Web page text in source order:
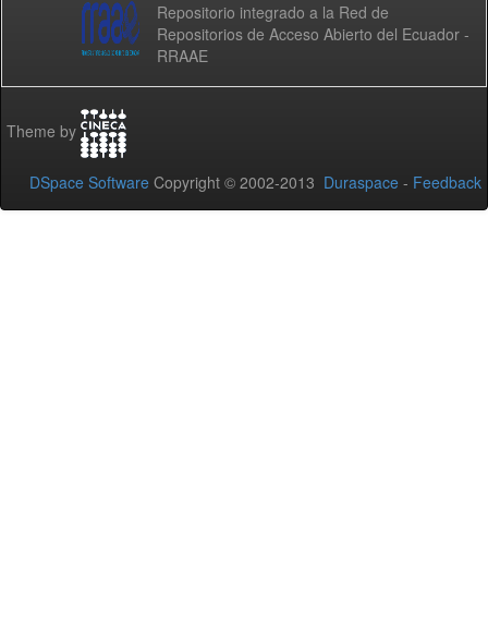
Repositorio integrado a la Red de
Repositorios de Acceso Abierto del Ecuador -
RRAAE
Theme by
DSpace Software Copyright © 2002-2013 Duraspace - Feedback